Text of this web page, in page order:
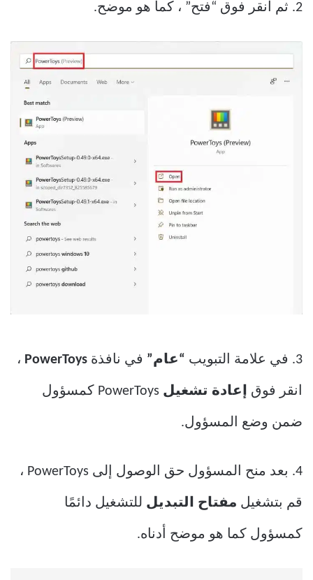
2. ثم انقر فوق “فتح” ، كما هو موضح.
3. في علامة التبويب “عام” في نافذة PowerToys ،
انقر فوق إعادة تشغيل PowerToys كمسؤول
ضمن وضع المسؤول.
4. بعد منح المسؤول حق الوصول إلى PowerToys ،
قم بتشغيل مفتاح التبديل للتشغيل دائمًا
كمسؤول كما هو موضح أدناه.